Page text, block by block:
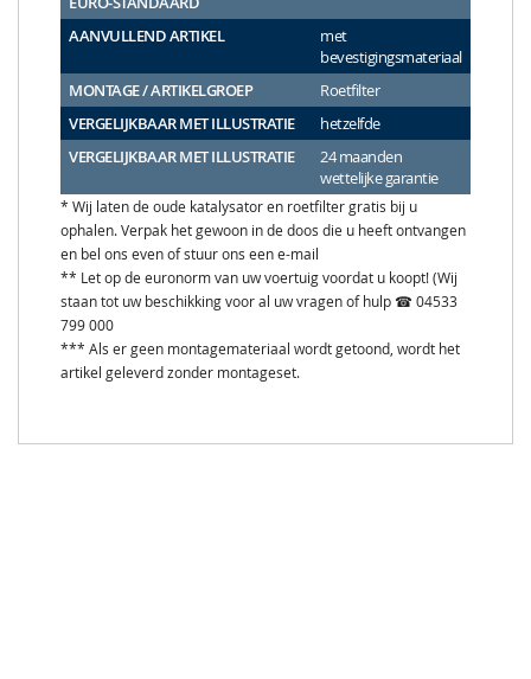
AANVULLEND ARTIKEL
met
bevestigingsmateriaal
MONTAGE / ARTIKELGROEP
Roetfilter
VERGELIJKBAAR MET ILLUSTRATIE
hetzelfde
VERGELIJKBAAR MET ILLUSTRATIE
24 maanden
wettelijke garantie
* Wij laten de oude katalysator en roetfilter gratis bij u
ophalen. Verpak het gewoon in de doos die u heeft ontvangen
en bel ons even of stuur ons een e-mail
** Let op de euronorm van uw voertuig voordat u koopt! (Wij
staan tot uw beschikking voor al uw vragen of hulp ☎ 04533
799 000
*** Als er geen montagemateriaal wordt getoond, wordt het
artikel geleverd zonder montageset.